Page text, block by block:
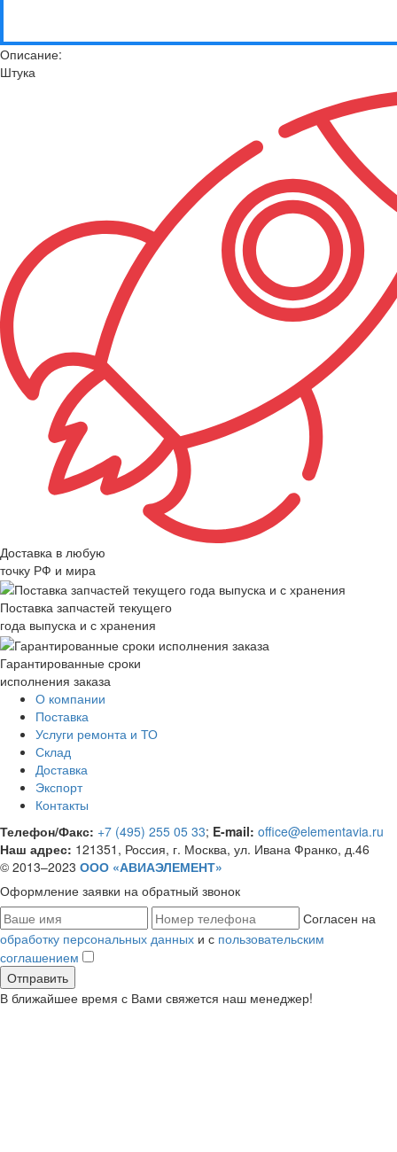
Описание:
Штука
Доставка в любую
точку РФ и мира
Поставка запчастей текущего
года выпуска и с хранения
Гарантированные сроки
исполнения заказа
О компании
Поставка
Услуги ремонта и ТО
Склад
Доставка
Экспорт
Контакты
Телефон/Факс: +7 (495) 255 05 33; E-mail: office@elementavia.ru
Наш адрес: 121351, Россия, г. Москва, ул. Ивана Франко, д.46
© 2013–2023 ООО «АВИАЭЛЕМЕНТ»
Оформление заявки на обратный звонок
Согласен на
обработку персональных данных и с пользовательским
соглашением
В ближайшее время с Вами свяжется наш менеджер!